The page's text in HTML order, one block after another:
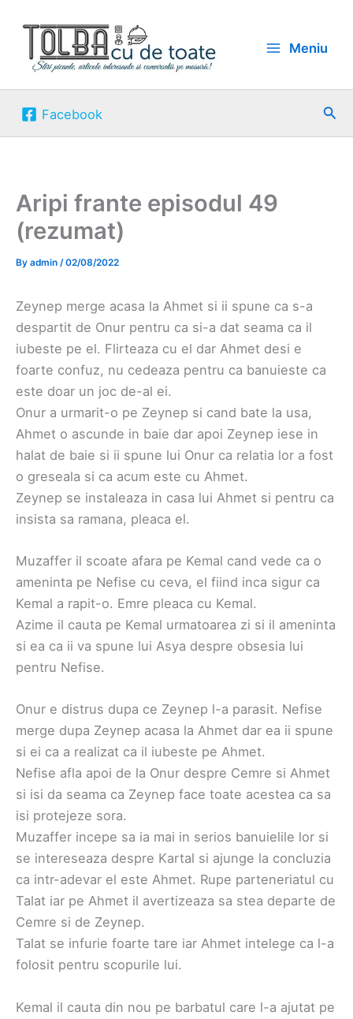
content
Meniu
Facebook
Aripi frante episodul 49
(rezumat)
By admin /02/08/2022
Zeynep merge acasa la Ahmet si ii spune ca s-a
despartit de Onur pentru ca si-a dat seama ca il
iubeste pe el. Flirteaza cu el dar Ahmet desi e
foarte confuz, nu cedeaza pentru ca banuieste ca
este doar un joc de-al ei.
Onur a urmarit-o pe Zeynep si cand bate la usa,
Ahmet o ascunde in baie dar apoi Zeynep iese in
halat de baie si ii spune lui Onur ca relatia lor a fost
o greseala si ca acum este cu Ahmet.
Zeynep se instaleaza in casa lui Ahmet si pentru ca
insista sa ramana, pleaca el.
Muzaffer il scoate afara pe Kemal cand vede ca o
ameninta pe Nefise cu ceva, el fiind inca sigur ca
Kemal a rapit-o. Emre pleaca cu Kemal.
Azime il cauta pe Kemal urmatoarea zi si il ameninta
si ea ca ii va spune lui Asya despre obsesia lui
pentru Nefise.
Onur e distrus dupa ce Zeynep l-a parasit. Nefise
merge dupa Zeynep acasa la Ahmet dar ea ii spune
si ei ca a realizat ca il iubeste pe Ahmet.
Nefise afla apoi de la Onur despre Cemre si Ahmet
si isi da seama ca Zeynep face toate acestea ca sa
isi protejeze sora.
Muzaffer incepe sa ia mai in serios banuielile lor si
se intereseaza despre Kartal si ajunge la concluzia
ca intr-adevar el este Ahmet. Rupe parteneriatul cu
Talat iar pe Ahmet il avertizeaza sa stea departe de
Cemre si de Zeynep.
Talat se infurie foarte tare iar Ahmet intelege ca l-a
folosit pentru scopurile lui.
Kemal il cauta din nou pe barbatul care l-a ajutat pe